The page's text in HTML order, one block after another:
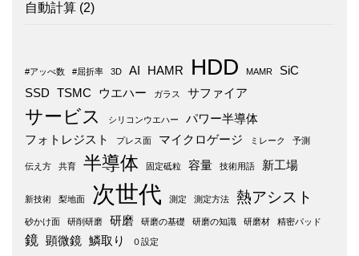
自動計算 (2)
#アッべ数 #屈折率 3D AI HAMR HDD MAMR
SiC
SSD
TSMC ウエハー ガラス サファイア
サービス シリコンウエハー
パワー半導体
フォトレジスト
プレス面 マイクロゲージ ミレーク 予測
伝え方 共育 半導体 固定砥粒 容量 技術用語 新工場
新技術 梨地面 次世代 測定 測定方法 熱アシスト
砂かけ面 研削研磨 研磨 研磨の基礎 研磨の知識 研磨材 精密パッド
鏡 顕微鏡 鱗取り ０設定